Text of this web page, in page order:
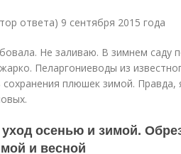
ответа) 9 сентября 2015 года
Не заливаю. В зимнем саду
Пеларгониеводы из
плюшек зимой. Правда,
осенью и зимой.
и весной